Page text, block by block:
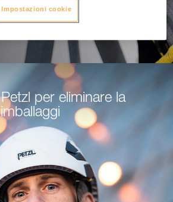
per eliminare la
Impostazioni cookie